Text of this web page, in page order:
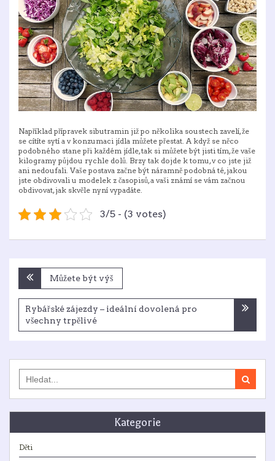
Například přípravek sibutramin již po několika soustech zavelí, že
se cítíte sytí a v konzumaci jídla můžete přestat. A když se něco
podobného stane při každém jídle, tak si můžete být jisti tím, že vaše
kilogramy půjdou rychle dolů. Brzy tak dojde k tomu, v co jste již
ani nedoufali. Vaše postava začne být náramně podobná té, jakou
jste obdivovali u modelek z časopisů, a vaši známí se vám začnou
obdivovat, jak skvěle nyní vypadáte.
3/5 - (3 votes)
Navigace
pro
příspěvek
Můžete být výš
Rybářské zájezdy – ideální dovolená pro
všechny trpělivé
for:
Kategorie
Děti